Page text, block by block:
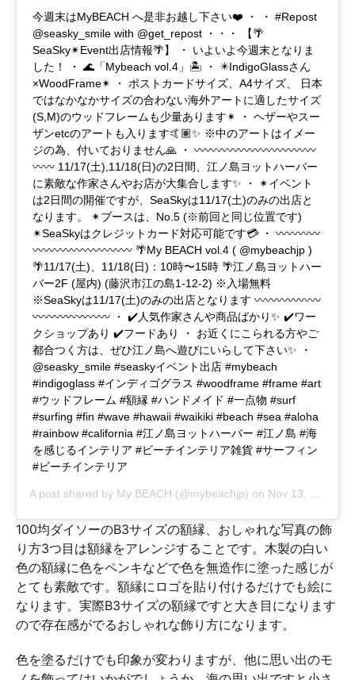
今週末はMyBEACH へ是非お越し下さい❤️ ・ ・ #Repost
@seasky_smile with @get_repost ・・・ 【🌴
SeaSky✴︎Event出店情報🌴】 ・ いよいよ今週末となりま
した！ ・ 🌊「Mybeach vol.4」🏝 ・ ✴︎IndigoGlassさん
×WoodFrame✴︎ ・ ポストカードサイズ、A4サイズ、 日本
ではなかなかサイズの合わない海外アートに適したサイズ
(S,M)のウッドフレームも少量あります✴︎ ・ ヘザーやスー
ザンetcのアートも入ります🤙🏽✨ ※中のアートはイメー
ジの為、付いておりません🙏 ・ 〰〰〰〰〰〰〰〰〰〰〰
〰〰 11/17(土),11/18(日)の2日間、江ノ島ヨットハーバー
に素敵な作家さんやお店が大集合します✨ ・ ✴︎イベント
は2日間の開催ですが、SeaSkyは11/17(土)のみの出店と
なります。 ✴︎ブースは、No.5 (※前回と同じ位置です)
✴︎SeaSkyはクレジットカード対応可能です💳 ・ 〰〰〰〰
〰〰〰〰〰〰〰〰〰 🌴My BEACH vol.4 ( @mybeachjp )
🌴11/17(土)、11/18(日)：10時〜15時 🌴江ノ島ヨットハー
バー2F (屋内) (藤沢市江の島1-12-2) ※入場無料
※SeaSkyは11/17(土)のみの出店となります 〰〰〰〰〰〰
〰〰〰〰〰〰〰 ・ ✔️人気作家さんや商品ばかり✨ ✔️ワー
クショップあり ✔️フードあり ・ お近くにこられる方やご
都合つく方は、ぜひ江ノ島へ遊びにいらして下さい✨ ・
@seasky_smile #seaskyイベント出店 #mybeach
#indigoglass #インディゴグラス #woodframe #frame #art
#ウッドフレーム #額縁 #ハンドメイド #一点物 #surf
#surfing #fin #wave #hawaii #waikiki #beach #sea #aloha
#rainbow #california #江ノ島ヨットハーバー #江ノ島 #海
を感じるインテリア #ビーチインテリア雑貨 #サーフィン
#ビーチインテリア
A post shared by My BEACH (@mybeachjp) on Nov 13, 2018 at 10:29pm PST
100均ダイソーのB3サイズの額縁、おしゃれな写真の飾
り方3つ目は額縁をアレンジすることです。木製の白い
色の額縁に色をペンキなどで色を無造作に塗った感じが
とても素敵です。額縁にロゴを貼り付けるだけでも絵に
なります。実際B3サイズの額縁ですと大き目になります
ので存在感がでるおしゃれな飾り方になります。
色を塗るだけでも印象が変わりますが、他に思い出のモ